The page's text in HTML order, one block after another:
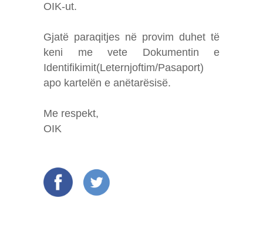
OIK-ut.
Gjatë paraqitjes në provim duhet të
keni me vete Dokumentin e
Identifikimit(Leternjoftim/Pasaport)
apo kartelën e anëtarësisë.
Me respekt,
OIK